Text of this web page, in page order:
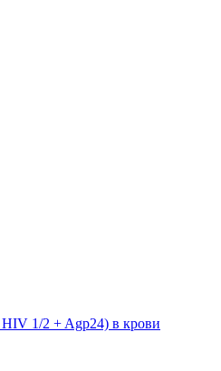
1/2 + Agp24) в крови